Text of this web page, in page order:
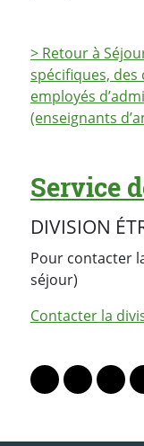
> Retour à
spécifiques,
employés
(enseignants
Service
DIVISION
Pour contacter
séjour)
Contacter la
Lien vers le
Lien vers
Lien